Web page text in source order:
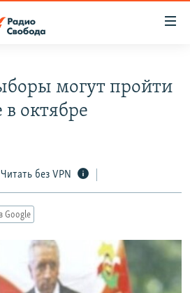
могут пройти
октябре
Читать без VPN
Google